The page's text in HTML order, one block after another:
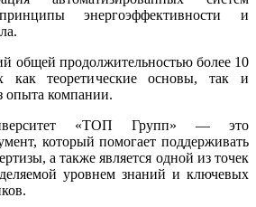
энергоэффективности и
общей продолжительностью более 10
как теоретические основы, так и
опыта компании.
«ТОП Групп» — это
который помогает поддерживать
а также является одной из точек
уровнем знаний и ключевых